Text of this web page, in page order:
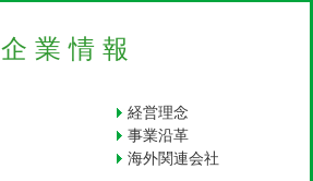
企業情報
経営理念
事業沿革
海外関連会社